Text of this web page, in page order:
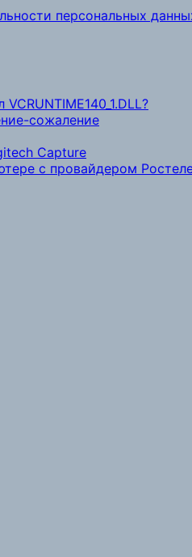
персональных
сожаление
Capture
с провайдером